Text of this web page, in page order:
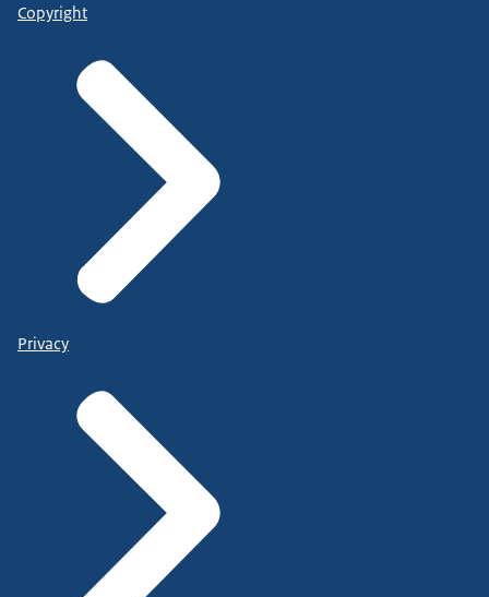
Copyright
Privacy